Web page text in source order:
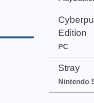
Edition
PC
Stray
Nintendo